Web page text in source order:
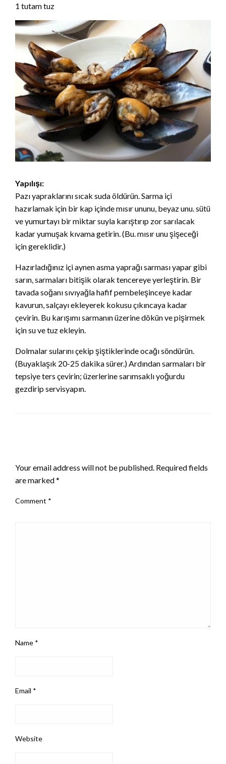
1 tutam tuz
Yapılışı:
Pazı yapraklarını sıcak suda öldürün. Sarma içi
hazırlamak için bir kap içinde mısır ununu, beyaz unu. sütü
ve yumurtayı bir miktar suyla karıştırıp zor sarılacak
kadar yumuşak kıvama getirin. (Bu. mısır unu şişeceği
için gereklidir.)
Hazırladığınız içi aynen asma yaprağı sarması yapar gibi
sarın, sarmaları bitişik olarak tencereye yerleştirin. Bir
tavada soğanı sıvıyağla hafif pembeleşinceye kadar
kavurun, salçayı ekleyerek kokusu çıkıncaya kadar
çevirin. Bu karışımı sarmanın üzerine dökün ve pişirmek
için su ve tuz ekleyin.
Dolmalar sularını çekip şiştiklerinde ocağı söndürün.
(Buyaklaşık 20-25 dakika sürer.) Ardından sarmaları bir
tepsiye ters çevirin; üzerlerine sarımsaklı yoğurdu
gezdirip servisyapın.
Your email address will not be published. Required fields
are marked*
Comment *
Name *
Email *
Website